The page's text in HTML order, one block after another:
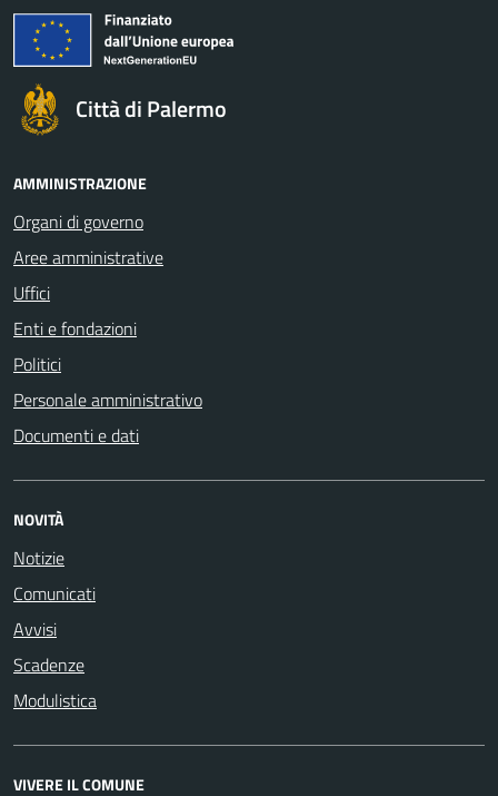
Città di Palermo
AMMINISTRAZIONE
Organi di governo
Aree amministrative
Uffici
Enti e fondazioni
Politici
Personale amministrativo
Documenti e dati
NOVITÀ
Notizie
Comunicati
Avvisi
Scadenze
Modulistica
VIVERE IL COMUNE